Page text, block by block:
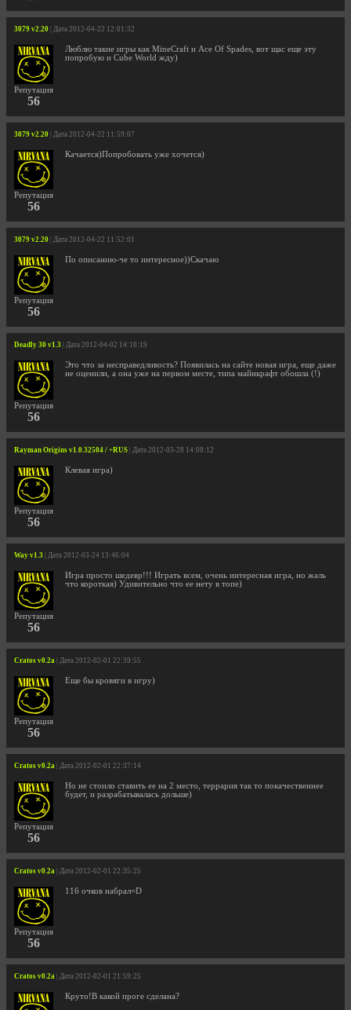
3079 v2.20 | Дата 2012-04-22 12:01:32
Репутация
56
Люблю такие игры как MineCraft и Ace Of Spades, вот щас еще эту
попробую и Cube World жду)
3079 v2.20 | Дата 2012-04-22 11:59:07
Репутация
56
Качается)Попробовать уже хочется)
3079 v2.20 | Дата 2012-04-22 11:52:01
Репутация
56
По описанию-че то интересное))Скачаю
Deadly 30 v1.3 | Дата 2012-04-02 14:10:19
Репутация
56
Это что за несправедливость? Появилась на сайте новая игра, еще даже
не оценили, а она уже на первом месте, типа майнкрафт обошла (!)
Rayman Origins v1.0.32504 / +RUS | Дата 2012-03-28 14:08:12
Репутация
56
Клевая игра)
Way v1.3 | Дата 2012-03-24 13:46:04
Репутация
56
Игра просто шедевр!!! Играть всем, очень интересная игра, но жаль
что короткая) Удивительно что ее нету в топе)
Cratos v0.2a | Дата 2012-02-01 22:39:55
Репутация
56
Еще бы кровяги в игру)
Cratos v0.2a | Дата 2012-02-01 22:37:14
Репутация
56
Но не стоило ставить ее на 2 место, террария так то покачественнее
будет, и разрабатывалась дольше)
Cratos v0.2a | Дата 2012-02-01 22:35:25
Репутация
56
116 очков набрал=D
Cratos v0.2a | Дата 2012-02-01 21:59:25
Круто!В какой проге сделана?